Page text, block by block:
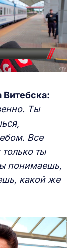
Витебска:
Ты
Все
ты
понимаешь,
какой же